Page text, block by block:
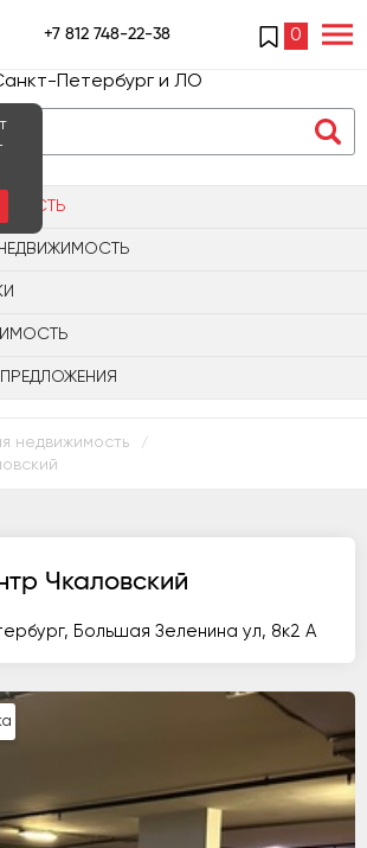
+7 812 748-22-38 0
Петербург и ЛО
недвижимость /
Чкаловский
Большая Зеленина ул, 8к2 А